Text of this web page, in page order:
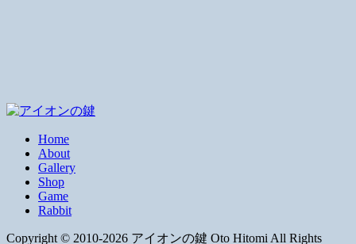
Home
About
Gallery
Shop
Game
Rabbit
Copyright © 2010-2026 アイオンの鍵 Oto Hitomi All Rights